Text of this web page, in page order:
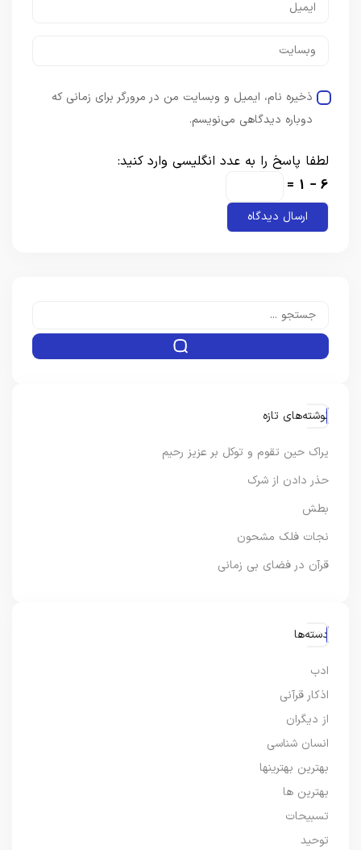
ذخیره نام، ایمیل و وبسایت من در مرورگر برای زمانی که
دوباره دیدگاهی می‌نویسم.
لطفا پاسخ را به عدد انگلیسی وارد کنید:
6 − 1 =
نوشته‌های تازه
یراک حین تقوم و توکل بر عزیز رحیم
حذر دادن از شرک
بطش
نجات فلک مشحون
قرآن در فضای بی زمانی
دسته‌ها
ادب
اذکار قرآنی
از دیگران
انسان شناسی
بهترین بهترینها
بهترین ها
تسبیحات
توحید